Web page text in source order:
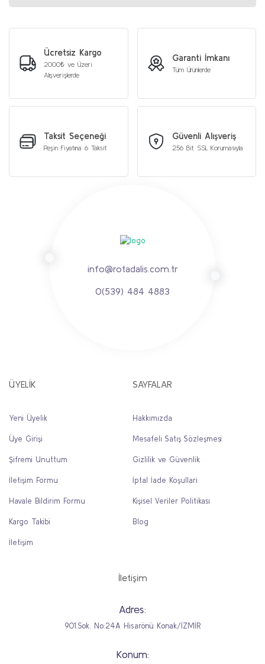
Ücretsiz Kargo
2000₺ ve Üzeri
Alışverişlerde
Garanti İmkanı
Tüm Ürünlerde
Taksit Seçeneği
Peşin Fiyatına 6 Taksit
Güvenli Alışveriş
256 Bit SSL Korumasıyla
info@rotadalis.com.tr
0(539) 484 4883
ÜYELİK
Yeni Üyelik
Üye Girişi
Şifremi Unuttum
İletişim Formu
Havale Bildirim Formu
Kargo Takibi
İletişim
SAYFALAR
Hakkımızda
Mesafeli Satış Sözleşmesi
Gizlilik ve Güvenlik
İptal İade Koşullari
Kişisel Veriler Politikası
Blog
İletişim
Adres:
901.Sok. No:24A Hisarönü Konak/İZMİR
Konum: